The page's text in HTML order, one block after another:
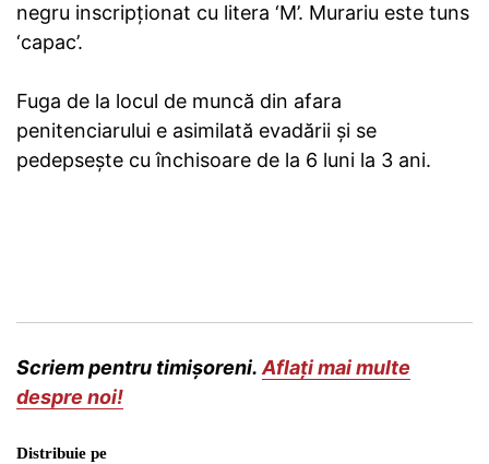
negru inscripționat cu litera ‘M’. Murariu este tuns
‘capac’.
Fuga de la locul de muncă din afara
penitenciarului e asimilată evadării și se
pedepsește cu închisoare de la 6 luni la 3 ani.
Scriem pentru timișoreni.Aflați mai multe
despre noi!
Distribuie pe